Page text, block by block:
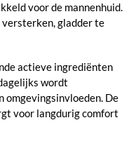
voor de mannenhuid.
gladder te
actieve ingrediënten
wordt
omgevingsinvloeden. De
voor langdurig comfort